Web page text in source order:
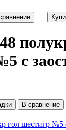
с
В сравнение